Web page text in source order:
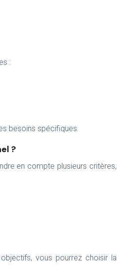
:
besoins spécifiques.
?
en compte plusieurs critères,
vous pourrez choisir la